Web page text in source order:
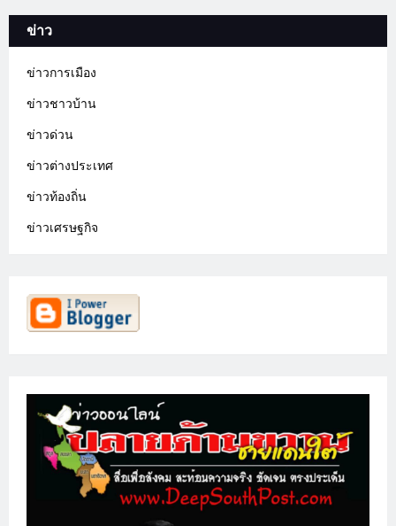
ข่าว
ข่าวการเมือง
ข่าวชาวบ้าน
ข่าวด่วน
ข่าวต่างประเทศ
ข่าวท้องถิ่น
ข่าวเศรษฐกิจ